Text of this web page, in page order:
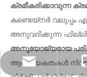
ക്രമീകരിക്കാവുന്ന
കണ്ടെയ്നർ വലുപ്പം
അനുവദിക്കുന്ന
അനുയോജ്യമായ
ആവശ്യകതകൾ